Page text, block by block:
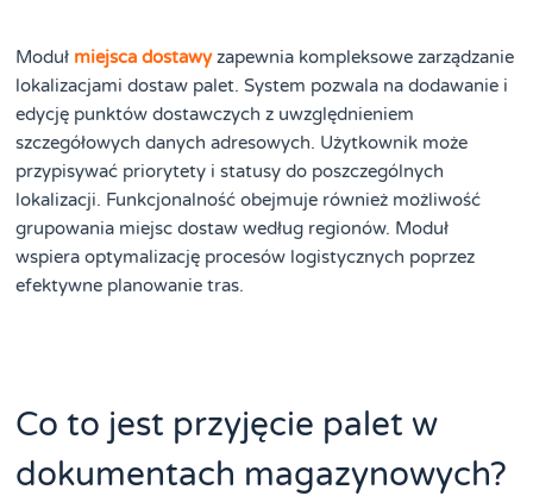
Moduł miejsca dostawyzapewnia kompleksowe zarządzanie
lokalizacjami dostaw palet. System pozwala na dodawanie i
edycję punktów dostawczych z uwzględnieniem
szczegółowych danych adresowych. Użytkownik może
przypisywać priorytety i statusy do poszczególnych
lokalizacji. Funkcjonalność obejmuje również możliwość
grupowania miejsc dostaw według regionów. Moduł
wspiera optymalizację procesów logistycznych poprzez
efektywne planowanie tras.
Co to jest przyjęcie palet w
dokumentach magazynowych?